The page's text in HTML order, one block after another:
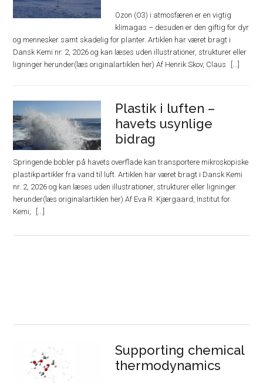
Ozon (O3) i atmosfæren er en vigtig
klimagas – desuden er den giftig for dyr
og mennesker samt skadelig for planter. Artiklen har været bragt i
Dansk Kemi nr. 2, 2026 og kan læses uden illustrationer, strukturer eller
ligninger herunder(læs originalartiklen her) Af Henrik Skov, Claus
Plastik i luften –
havets usynlige
bidrag
Springende bobler på havets overflade kan transportere mikroskopiske
plastikpartikler fra vand til luft. Artiklen har været bragt i Dansk Kemi
nr. 2, 2026 og kan læses uden illustrationer, strukturer eller ligninger
herunder(læs originalartiklen her) Af Eva R. Kjærgaard, Institut for
Kemi,
Supporting chemical
thermodynamics